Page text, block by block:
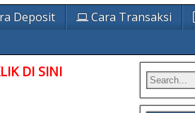
Deposit Cara Transaksi
DI SINI